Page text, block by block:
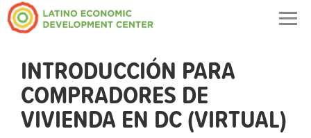
INTRODUCCIÓN PARA
COMPRADORES DE
VIVIENDA EN DC (VIRTUAL)